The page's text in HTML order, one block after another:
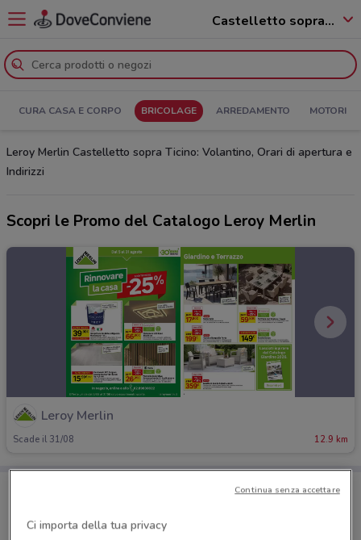
Castelletto sopra Ticino - 28053
CURA CASA E CORPO BRICOLAGE ARREDAMENTO MOTORI
Leroy Merlin Castelletto sopra Ticino: Volantino, Orari di apertura e
Indirizzi
Scopri le Promo del Catalogo Leroy Merlin
Leroy Merlin
Scade il 31/08 12.9 km
Porta DoveConviene sempre con te!
dal tuo cellulare.
Ci importa della tua privacy
Continua senza accettare